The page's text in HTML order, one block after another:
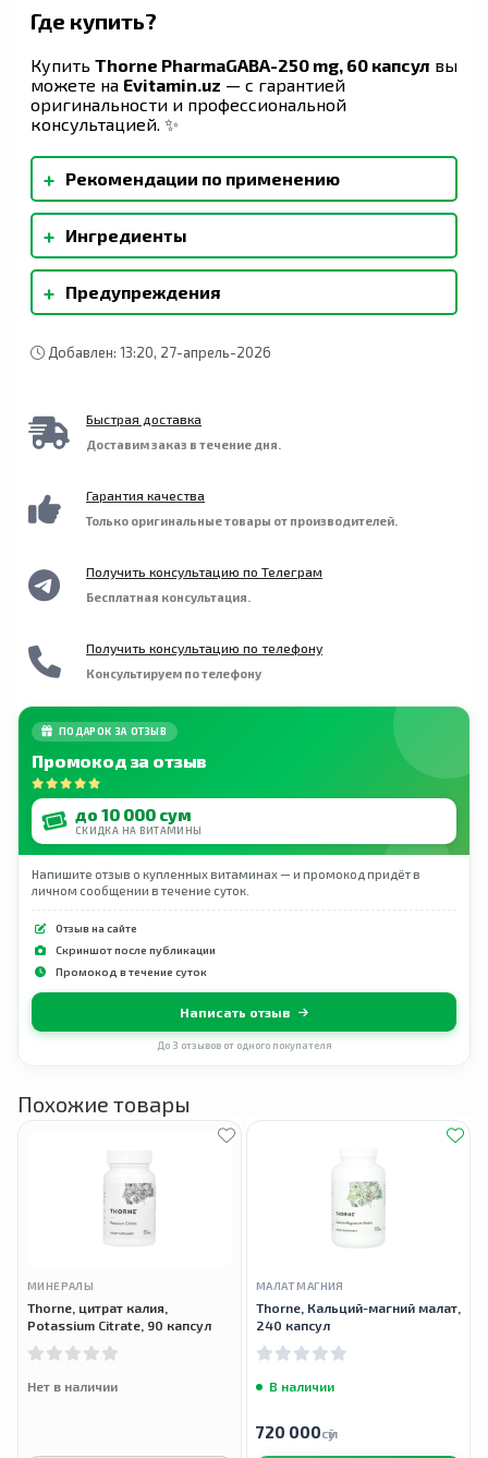
Где купить?
Купить Thorne PharmaGABA-250 mg, 60 капсул вы
можете на Evitamin.uz — с гарантией
оригинальности и профессиональной
консультацией. ✨
+ Рекомендации по применению
Принимать по 1 капсуле один-три раза в день
или по предписанию врача.
+ Ингредиенты
Микрокристаллическая целлюлоза,
гипромеллоза (полученная из целлюлозы),
цитрат магния, лаурат кальция.
+ Предупреждения
лишь в том случае, если флакон запечатан. Если
плотно закрытым в сухом прохладном месте.
Добавлен: 13:20, 27-апрель-2026
Быстрая доставка
Доставим заказ в течение дня.
Гарантия качества
Только оригинальные товары от производителей.
Получить консультацию по Телеграм
Бесплатная консультация.
Получить консультацию по телефону
Консультируем по телефону
ПОДАРОК ЗА ОТЗЫВ
Промокод за отзыв
до 10 000 сум
СКИДКА НА ВИТАМИНЫ
Напишите отзыв о купленных витаминах — и промокод придёт в
личном сообщении в течение суток.
Отзыв на сайте
Скриншот после публикации
Промокод в течение суток
Написать отзыв
До 3 отзывов от одного покупателя
Похожие товары
МИНЕРАЛЫ
Thorne, цитрат калия,
Potassium Citrate, 90 капсул
Нет в наличии
МАЛАТ МАГНИЯ
Thorne, Кальций-магний малат,
240 капсул
В наличии
720 000сӯм